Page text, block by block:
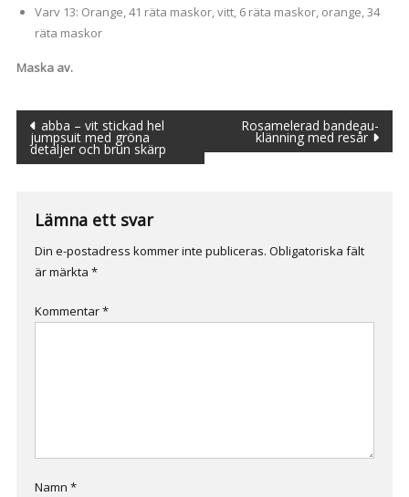
Varv 13: Orange, 41 räta maskor, vitt, 6 räta maskor, orange, 34
räta maskor
Maska av.
Inläggsnavigering
abba – vit stickad hel
jumpsuit med gröna
detaljer och brun skärp
Rosamelerad bandeau-
klänning med resår
Lämna ett svar
Din e-postadress kommer inte publiceras. Obligatoriska fält
är märkta *
Kommentar*
Namn *